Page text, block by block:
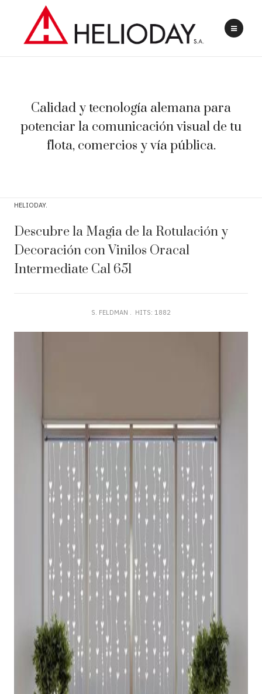
Calidad y tecnología alemana para
potenciar la comunicación visual de tu
flota, comercios y vía pública.
HELIODAY
Descubre la Magia de la Rotulación y
Decoración con Vinilos Oracal
Intermediate Cal 651
S. FELDMAN HITS: 1882